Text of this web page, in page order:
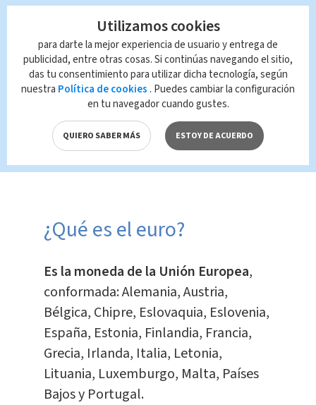
acabar vendiendo.
Te Recomendamos
UNED abrirá
matrícula para
segundo
cuatrimestre de
2026
En Alerta Indira Zúñiga
¿Qué es el euro?
Es la moneda de la Unión Europea,
conformada: Alemania, Austria,
Bélgica, Chipre, Eslovaquia, Eslovenia,
España, Estonia, Finlandia, Francia,
Grecia, Irlanda, Italia, Letonia,
Lituania, Luxemburgo, Malta, Países
Bajos y Portugal.
Utilizamos cookies
para darte la mejor experiencia de usuario y entrega de
publicidad, entre otras cosas. Si continúas navegando el sitio,
das tu consentimiento para utilizar dicha tecnología, según
nuestra Política de cookies . Puedes cambiar la configuración
en tu navegador cuando gustes.
QUIERO SABER MÁS ESTOY DE ACUERDO